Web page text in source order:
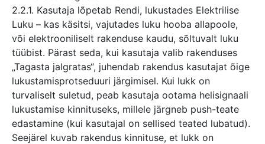
2.2.1. Kasutaja lõpetab Rendi, lukustades Elektrilise
Luku – kas käsitsi, vajutades luku hooba allapoole,
või elektrooniliselt rakenduse kaudu, sõltuvalt luku
tüübist. Pärast seda, kui kasutaja valib rakenduses
„Tagasta jalgratas“, juhendab rakendus kasutajat õige
lukustamisprotseduuri järgimisel. Kui lukk on
turvaliselt suletud, peab kasutaja ootama helisignaali
lukustamise kinnituseks, millele järgneb push-teate
edastamine (kui kasutajal on sellised teated lubatud).
Seejärel kuvab rakendus kinnituse, et lukk on